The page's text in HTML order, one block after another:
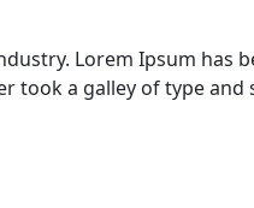
Lorem Ipsum has
took a galley of type and